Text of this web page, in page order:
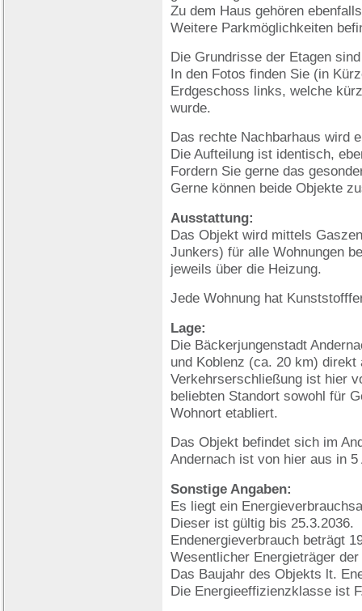
Zu dem Haus gehören
Weitere Parkmöglichkeiten
Die Grundrisse der Etagen
In den Fotos finden Sie (in
Erdgeschoss links, welche
wurde.
Das rechte Nachbarhaus wird
Die Aufteilung ist identisch,
Fordern Sie gerne das
Gerne können beide Objekte
Ausstattung:
Das Objekt wird mittels
Junkers) für alle Wohnungen
jeweils über die Heizung.
Jede Wohnung hat
Lage:
Die Bäckerjungenstadt
und Koblenz (ca. 20 km)
Verkehrserschließung ist hier
beliebten Standort sowohl für
Wohnort etabliert.
Das Objekt befindet sich im
Andernach ist von hier aus in
Sonstige Angaben:
Es liegt ein
Dieser ist gültig bis 25.3.2036.
Endenergieverbrauch beträgt
Wesentlicher Energieträger
Das Baujahr des Objekts lt.
Die Energieeffizienzklasse ist